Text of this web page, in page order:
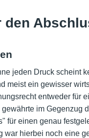
den
jeden Druck scheint
meist ein gewisser
entweder für
gewährte im Gegenzug
für einen genau
war hierbei noch eine